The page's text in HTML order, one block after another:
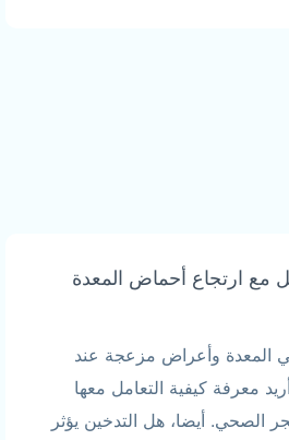
مع ارتجاع أحماض المعدة
المعدة وأعراض مزعجة عند
معرفة كيفية التعامل معها
أيضا، هل التدخين يؤثر